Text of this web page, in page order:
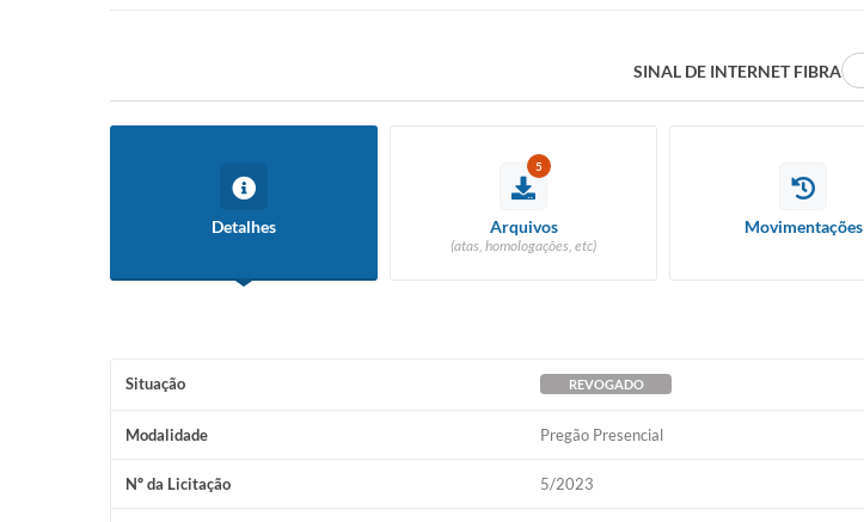
SINAL DE INTERNET FIBRA
Detalhes
5
Arquivos
(atas, homologações, etc)
Movimentações
Situação REVOGADO
Modalidade Pregão Presencial
Nº da Licitação 5/2023